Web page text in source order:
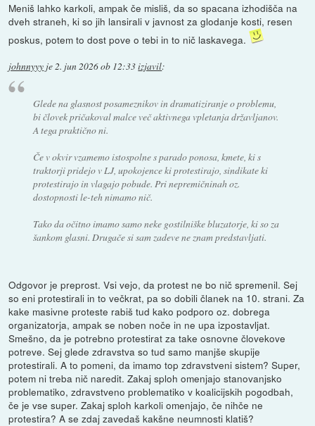
Meniš lahko karkoli, ampak če misliš, da so spacana izhodišča na
dveh straneh, ki so jih lansirali v javnost za glodanje kosti, resen
poskus, potem to dost pove o tebi in to nič laskavega.
johnnyyy je2. jun 2026 ob 12:33izjavil:
Glede na glasnost posameznikov in dramatiziranje o problemu,
bi človek pričakoval malce več aktivnega vpletanja državljanov.
A tega praktično ni.
Če v okvir vzamemo istospolne s parado ponosa, kmete, ki s
traktorji pridejo v LJ, upokojence ki protestirajo, sindikate ki
protestirajo in vlagajo pobude. Pri nepremičninah oz.
dostopnosti le-teh nimamo nič.
Tako da očitno imamo samo neke gostilniške bluzatorje, ki so za
šankom glasni. Drugače si sam zadeve ne znam predstavljati.
Odgovor je preprost. Vsi vejo, da protest ne bo nič spremenil. Sej
so eni protestirali in to večkrat, pa so dobili članek na 10. strani. Za
kake masivne proteste rabiš tud kako podporo oz. dobrega
organizatorja, ampak se noben noče in ne upa izpostavljat.
Smešno, da je potrebno protestirat za take osnovne človekove
potreve. Sej glede zdravstva so tud samo manjše skupije
protestirali. A to pomeni, da imamo top zdravstveni sistem? Super,
potem ni treba nič naredit. Zakaj sploh omenjajo stanovanjsko
problematiko, zdravstveno problematiko v koalicijskih pogodbah,
če je vse super. Zakaj sploh karkoli omenjajo, če nihče ne
protestira? A se zdaj zavedaš kakšne neumnosti klatiš?